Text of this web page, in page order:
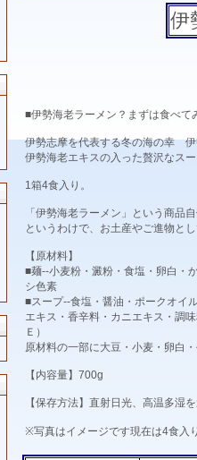
伊
■伊勢海老ラーメン？まずは食べて
伊勢志摩を代表する冬の海の幸
伊勢海老エキスの入った贅沢なス
1箱4食入り。
「伊勢海老ラーメン」という商品
というわけで、お土産やご進物と
【原材料】
■麺--小麦粉・澱粉・食塩・卵白・
シ色素
■スープ--食塩・醤油・ポークオイ
エキス・香辛料・カニエキス・調
Ｅ）
原材料の一部に大豆・小麦・卵白
【内容量】700g
【保存方法】直射日光、高温多湿
※写真はイメージです現在は4食入